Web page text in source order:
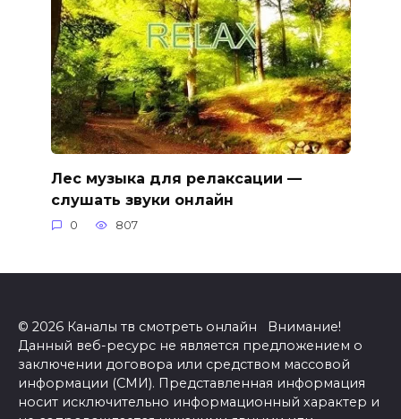
Лес музыка для релаксации —
слушать звуки онлайн
0 807
© 2026 Каналы тв смотреть онлайн Внимание!
Данный веб-ресурс не является предложением о
заключении договора или средством массовой
информации (СМИ). Представленная информация
носит исключительно информационный характер и